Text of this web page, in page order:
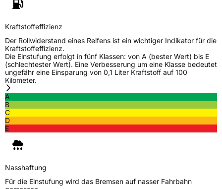
Fahrzeugtyp
VerwendungSommerreifen
ModellnameEco Sport X77
FahrzeugartPKW & SUV
Weitere Eigenschaften
SchlauchtypTL
ZustandNeureifen
Kraftstoffeffizienz
Der Rollwiderstand eines Reifens ist ein wichtiger Indikator für die
Kraftstoffeffizienz.
Die Einstufung erfolgt in fünf Klassen: von A (bester Wert) bis E
(schlechtester Wert). Eine Verbesserung um eine Klasse bedeutet
ungefähr eine Einsparung von 0,1 Liter Kraftstoff auf 100
Kilometer.
A
B
C
D
E
Nasshaftung
Für die Einstufung wird das Bremsen auf nasser Fahrbahn